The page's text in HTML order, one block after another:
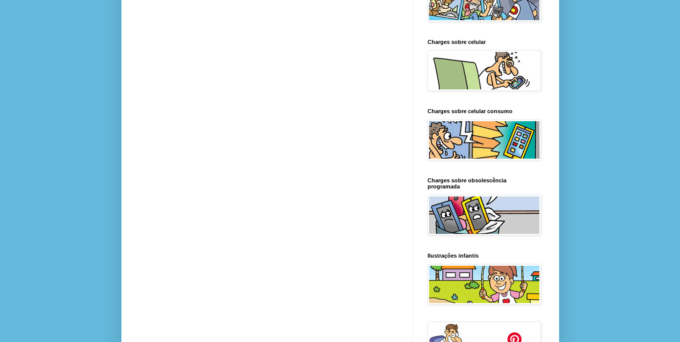
Charges sobre celular
Charges sobre celular consumo
Charges sobre obsolescência
programada
Ilustrações infantis